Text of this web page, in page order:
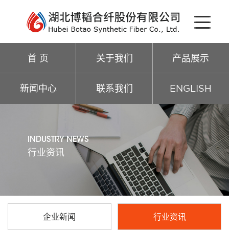
首 页 关于我们 产品展示
新闻中心 联系我们 ENGLISH
INDUSTRY NEWS
行业资讯
企业新闻 行业资讯